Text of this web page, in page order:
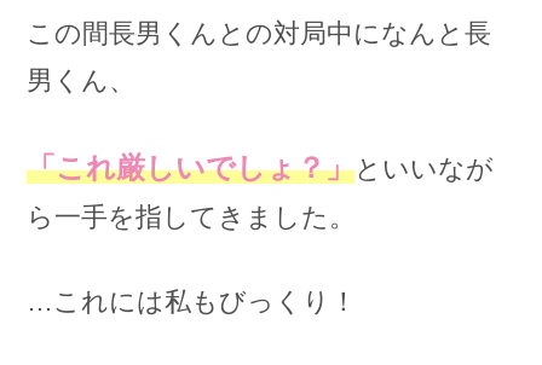
この間長男くんとの対局中になんと長
男くん、
「これ厳しいでしょ？」といいなが
ら一手を指してきました。
…これには私もびっくり！